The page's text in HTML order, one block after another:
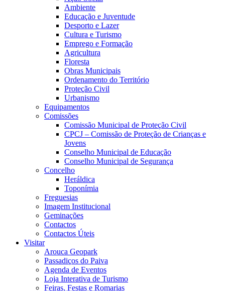
Ambiente
Educação e Juventude
Desporto e Lazer
Cultura e Turismo
Emprego e Formação
Agricultura
Floresta
Obras Municipais
Ordenamento do Território
Proteção Civil
Urbanismo
Equipamentos
Comissões
Comissão Municipal de Proteção Civil
CPCJ – Comissão de Proteção de Crianças e
Jovens
Conselho Municipal de Educação
Conselho Municipal de Segurança
Concelho
Heráldica
Toponímia
Freguesias
Imagem Institucional
Geminações
Contactos
Contactos Úteis
Visitar
Arouca Geopark
Passadiços do Paiva
Agenda de Eventos
Loja Interativa de Turismo
Feiras, Festas e Romarias